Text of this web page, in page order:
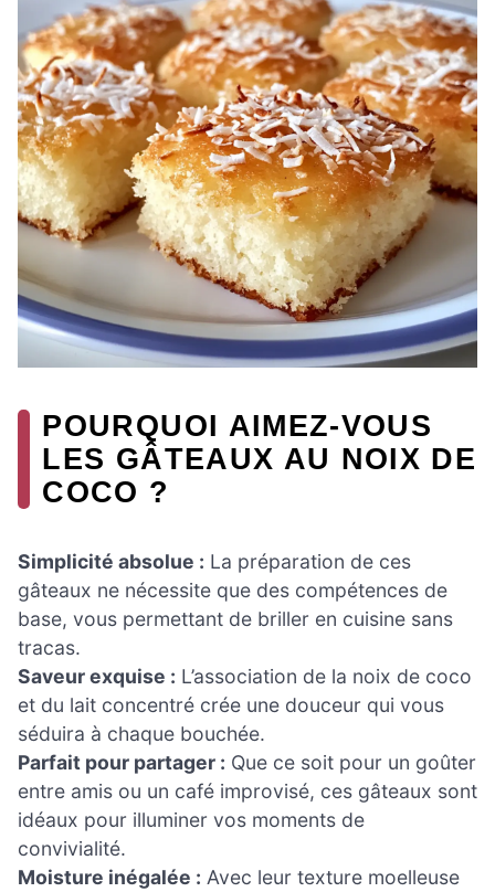
POURQUOI AIMEZ-VOUS
LES GÂTEAUX AU NOIX DE
COCO ?
Simplicité absolue : La préparation de ces
gâteaux ne nécessite que des compétences de
base, vous permettant de briller en cuisine sans
tracas.
Saveur exquise : L’association de la noix de coco
et du lait concentré crée une douceur qui vous
séduira à chaque bouchée.
Parfait pour partager : Que ce soit pour un goûter
entre amis ou un café improvisé, ces gâteaux sont
idéaux pour illuminer vos moments de
convivialité.
Moisture inégalée : Avec leur texture moelleuse